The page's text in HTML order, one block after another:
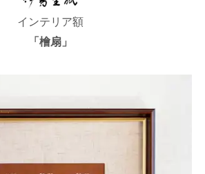
インテリア額
「檜扇」